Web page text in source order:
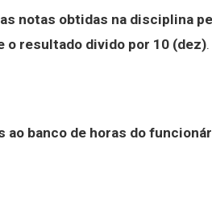
notas obtidas na disciplina
o resultado divido por 10 (dez).
ao banco de horas do